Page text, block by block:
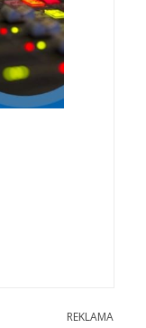
REKLAMA